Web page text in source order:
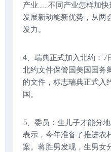
产业……不同产业怎样加
发展新动能新优势，从两
发力。
4、瑞典正式加入北约：7
北约文件保管国美国国务
的文件，标志瑞典正式入
国。
5、委员：生儿子才能分
表示，今年准备了推进农
案。蒋胜男发现，生男女